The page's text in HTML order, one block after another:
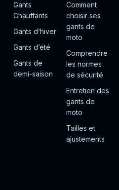
Gants
Chauffants
Gants d’hiver
Gants d’été
Gants de
demi-saison
Comment
choisir ses
gants de
moto
Comprendre
les normes
de sécurité
Entretien des
gants de
moto
Tailles et
ajustements